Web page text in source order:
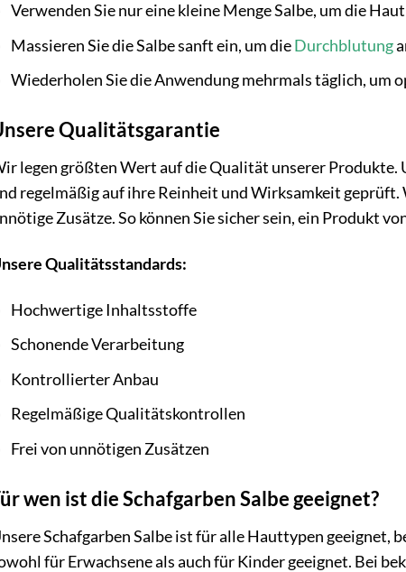
Verwenden Sie nur eine kleine Menge Salbe, um die
Massieren Sie die Salbe sanft ein, um dieDurchblutung
Wiederholen Sie die Anwendung mehrmals täglich, um
Qualitätsgarantie
legen größten Wert auf die Qualität unserer
regelmäßig auf ihre Reinheit und Wirksamkeit
Zusätze. So können Sie sicher sein, ein Produkt
Qualitätsstandards:
Hochwertige Inhaltsstoffe
Schonende Verarbeitung
Kontrollierter Anbau
Regelmäßige Qualitätskontrollen
Frei von unnötigen Zusätzen
wen ist die Schafgarben Salbe geeignet?
Schafgarben Salbe ist für alle Hauttypen geeignet,
für Erwachsene als auch für Kinder geeignet. Bei